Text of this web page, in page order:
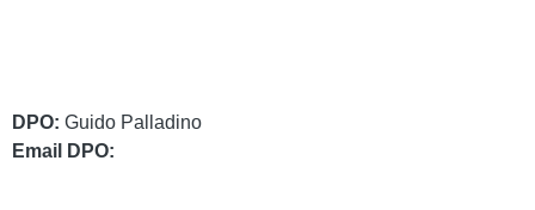
DPO: Guido Palladino
Email DPO: